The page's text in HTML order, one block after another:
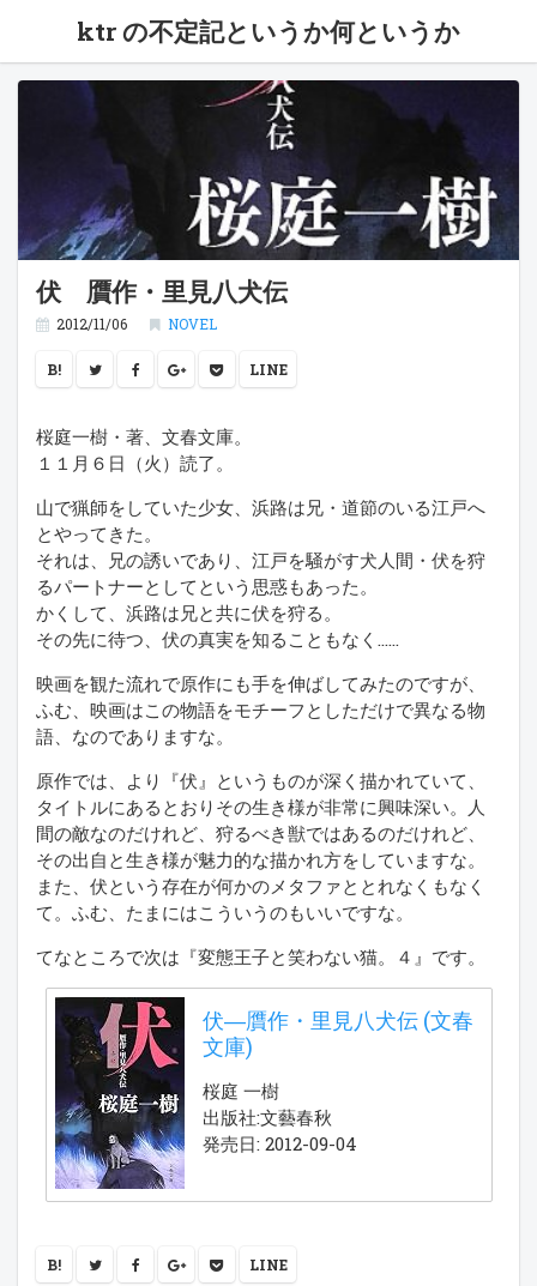
ktr の不定記というか何というか
伏 贋作・里見八犬伝
2012/11/06 NOVEL
B! LINE
桜庭一樹・著、文春文庫。
１１月６日（火）読了。
山で猟師をしていた少女、浜路は兄・道節のいる江戸へ
とやってきた。
それは、兄の誘いであり、江戸を騒がす犬人間・伏を狩
るパートナーとしてという思惑もあった。
かくして、浜路は兄と共に伏を狩る。
その先に待つ、伏の真実を知ることもなく……
映画を観た流れで原作にも手を伸ばしてみたのですが、
ふむ、映画はこの物語をモチーフとしただけで異なる物
語、なのでありますな。
原作では、より『伏』というものが深く描かれていて、
タイトルにあるとおりその生き様が非常に興味深い。人
間の敵なのだけれど、狩るべき獣ではあるのだけれど、
その出自と生き様が魅力的な描かれ方をしていますな。
また、伏という存在が何かのメタファととれなくもなく
て。ふむ、たまにはこういうのもいいですな。
てなところで次は『変態王子と笑わない猫。４』です。
伏―贋作・里見八犬伝 (文春
文庫)
桜庭 一樹
出版社:文藝春秋
発売日: 2012-09-04
B! LINE